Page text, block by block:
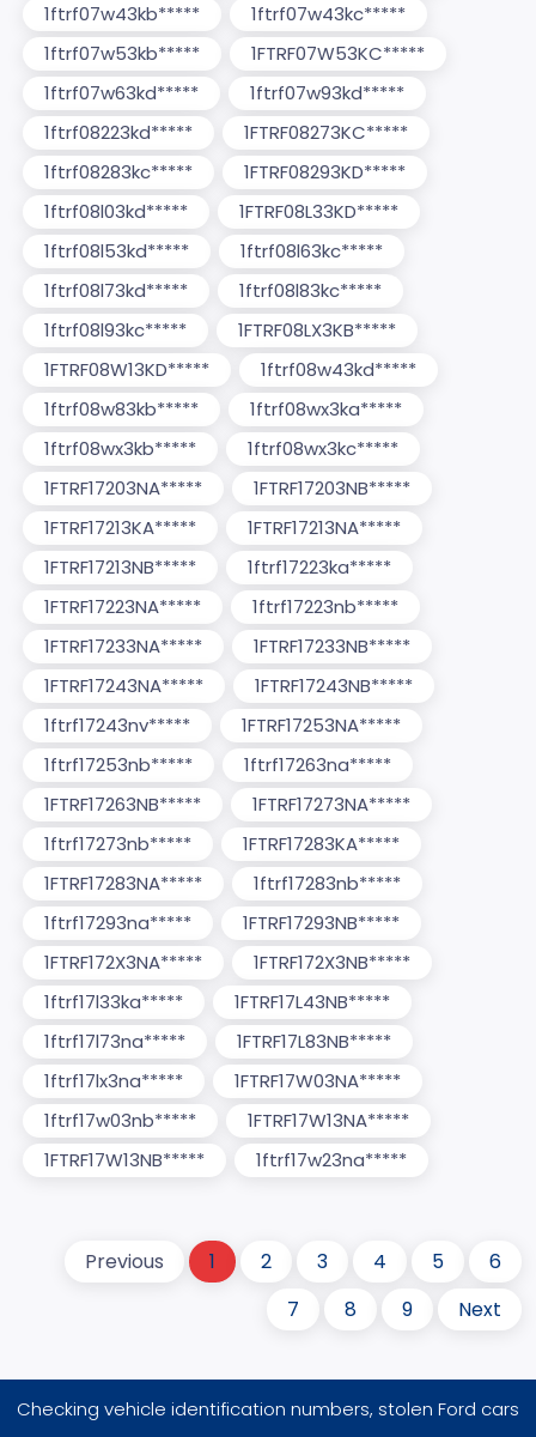
1ftrf07w43kb*****
1ftrf07w43kc*****
1ftrf07w53kb*****
1FTRF07W53KC*****
1ftrf07w63kd*****
1ftrf07w93kd*****
1ftrf08223kd*****
1FTRF08273KC*****
1ftrf08283kc*****
1FTRF08293KD*****
1ftrf08l03kd*****
1FTRF08L33KD*****
1ftrf08l53kd*****
1ftrf08l63kc*****
1ftrf08l73kd*****
1ftrf08l83kc*****
1ftrf08l93kc*****
1FTRF08LX3KB*****
1FTRF08W13KD*****
1ftrf08w43kd*****
1ftrf08w83kb*****
1ftrf08wx3ka*****
1ftrf08wx3kb*****
1ftrf08wx3kc*****
1FTRF17203NA*****
1FTRF17203NB*****
1FTRF17213KA*****
1FTRF17213NA*****
1FTRF17213NB*****
1ftrf17223ka*****
1FTRF17223NA*****
1ftrf17223nb*****
1FTRF17233NA*****
1FTRF17233NB*****
1FTRF17243NA*****
1FTRF17243NB*****
1ftrf17243nv*****
1FTRF17253NA*****
1ftrf17253nb*****
1ftrf17263na*****
1FTRF17263NB*****
1FTRF17273NA*****
1ftrf17273nb*****
1FTRF17283KA*****
1FTRF17283NA*****
1ftrf17283nb*****
1ftrf17293na*****
1FTRF17293NB*****
1FTRF172X3NA*****
1FTRF172X3NB*****
1ftrf17l33ka*****
1FTRF17L43NB*****
1ftrf17l73na*****
1FTRF17L83NB*****
1ftrf17lx3na*****
1FTRF17W03NA*****
1ftrf17w03nb*****
1FTRF17W13NA*****
1FTRF17W13NB*****
1ftrf17w23na*****
Previous 1 2 3 4 5
6
7
8 9 Next
Checking vehicle identification numbers, stolen Ford cars